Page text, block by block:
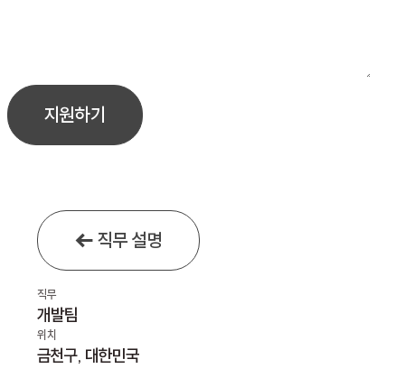
지원하기
직무 설명
직무
개발팀
위치
금천구, 대한민국